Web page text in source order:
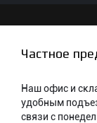
Частное
Наш офис и
удобным
связи с